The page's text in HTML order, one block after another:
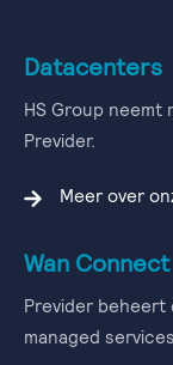
Datacenters
HS Group neemt
Previder.
Meer over
Wan Connect
Previder beheert
managed